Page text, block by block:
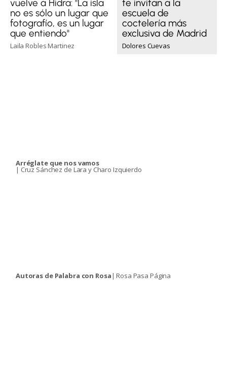
vuelve a Hidra: "La isla
no es sólo un lugar que
fotografío, es un lugar
que entiendo"
Laila Robles Martinez
te invitan a la
escuela de
coctelería más
exclusiva de Madrid
Dolores Cuevas
Arréglate que nos vamos
| Cruz Sánchez de Lara y Charo Izquierdo
Autoras de Palabra con Rosa| Rosa Pasa Página